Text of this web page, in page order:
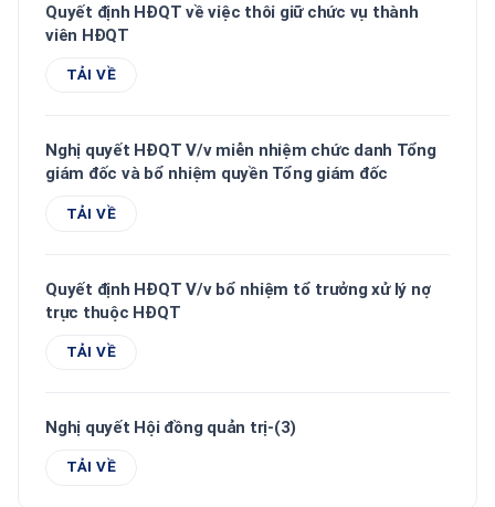
Quyết định HĐQT về việc thôi giữ chức vụ thành
viên HĐQT
TẢI VỀ
Nghị quyết HĐQT V/v miễn nhiệm chức danh Tổng
giám đốc và bổ nhiệm quyền Tổng giám đốc
TẢI VỀ
Quyết định HĐQT V/v bổ nhiệm tổ trưởng xử lý nợ
trực thuộc HĐQT
TẢI VỀ
Nghị quyết Hội đồng quản trị-(3)
TẢI VỀ